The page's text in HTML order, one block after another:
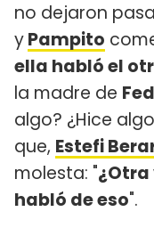
no dejaron
yPampito
ella habló el
la madre de
algo? ¿Hice
que, Estefi
molesta: "¿Otra
habló de eso".